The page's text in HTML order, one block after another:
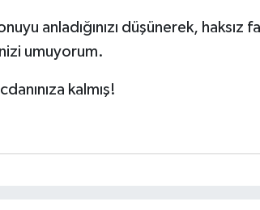
anladığınızı düşünerek, haksız
umuyorum.
kalmış!